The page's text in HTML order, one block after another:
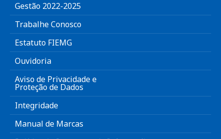
Gestão 2022-2025
Trabalhe Conosco
Estatuto FIEMG
Ouvidoria
Aviso de Privacidade e
Proteção de Dados
Integridade
Manual de Marcas